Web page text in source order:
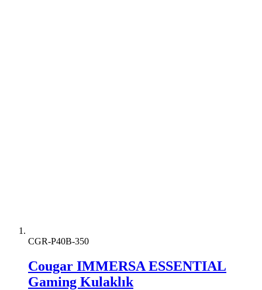
CGR-P40B-350
Cougar IMMERSA ESSENTIAL
Gaming Kulaklık